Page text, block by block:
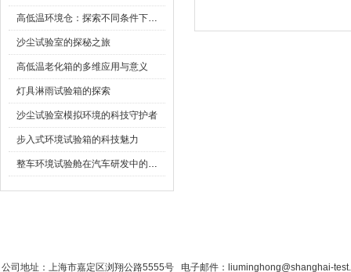
高低温环境仓：探索不同条件下的科学奥秘
沙尘试验室的探秘之旅
高低温老化箱的多维应用与意义
灯具淋雨试验箱的探索
沙尘试验室模拟环境的科技守护者
步入式环境试验箱的科技魅力
整车环境试验舱在汽车研发中的作用
公司地址：上海市嘉定区浏翔公路5555号 电子邮件：liuminghong@shanghai-